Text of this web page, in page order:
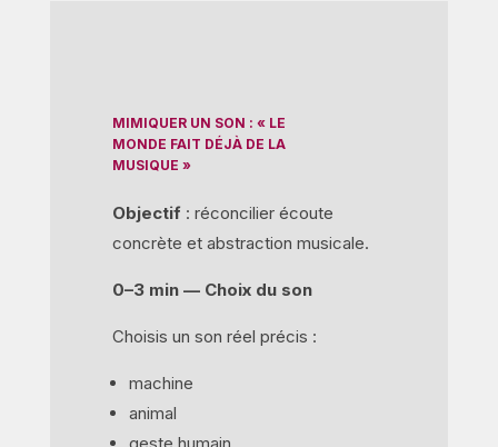
MIMIQUER UN SON : « LE
MONDE FAIT DÉJÀ DE LA
MUSIQUE »
Objectif : réconcilier écoute
concrète et abstraction musicale.
0–3 min — Choix du son
Choisis un son réel précis :
machine
animal